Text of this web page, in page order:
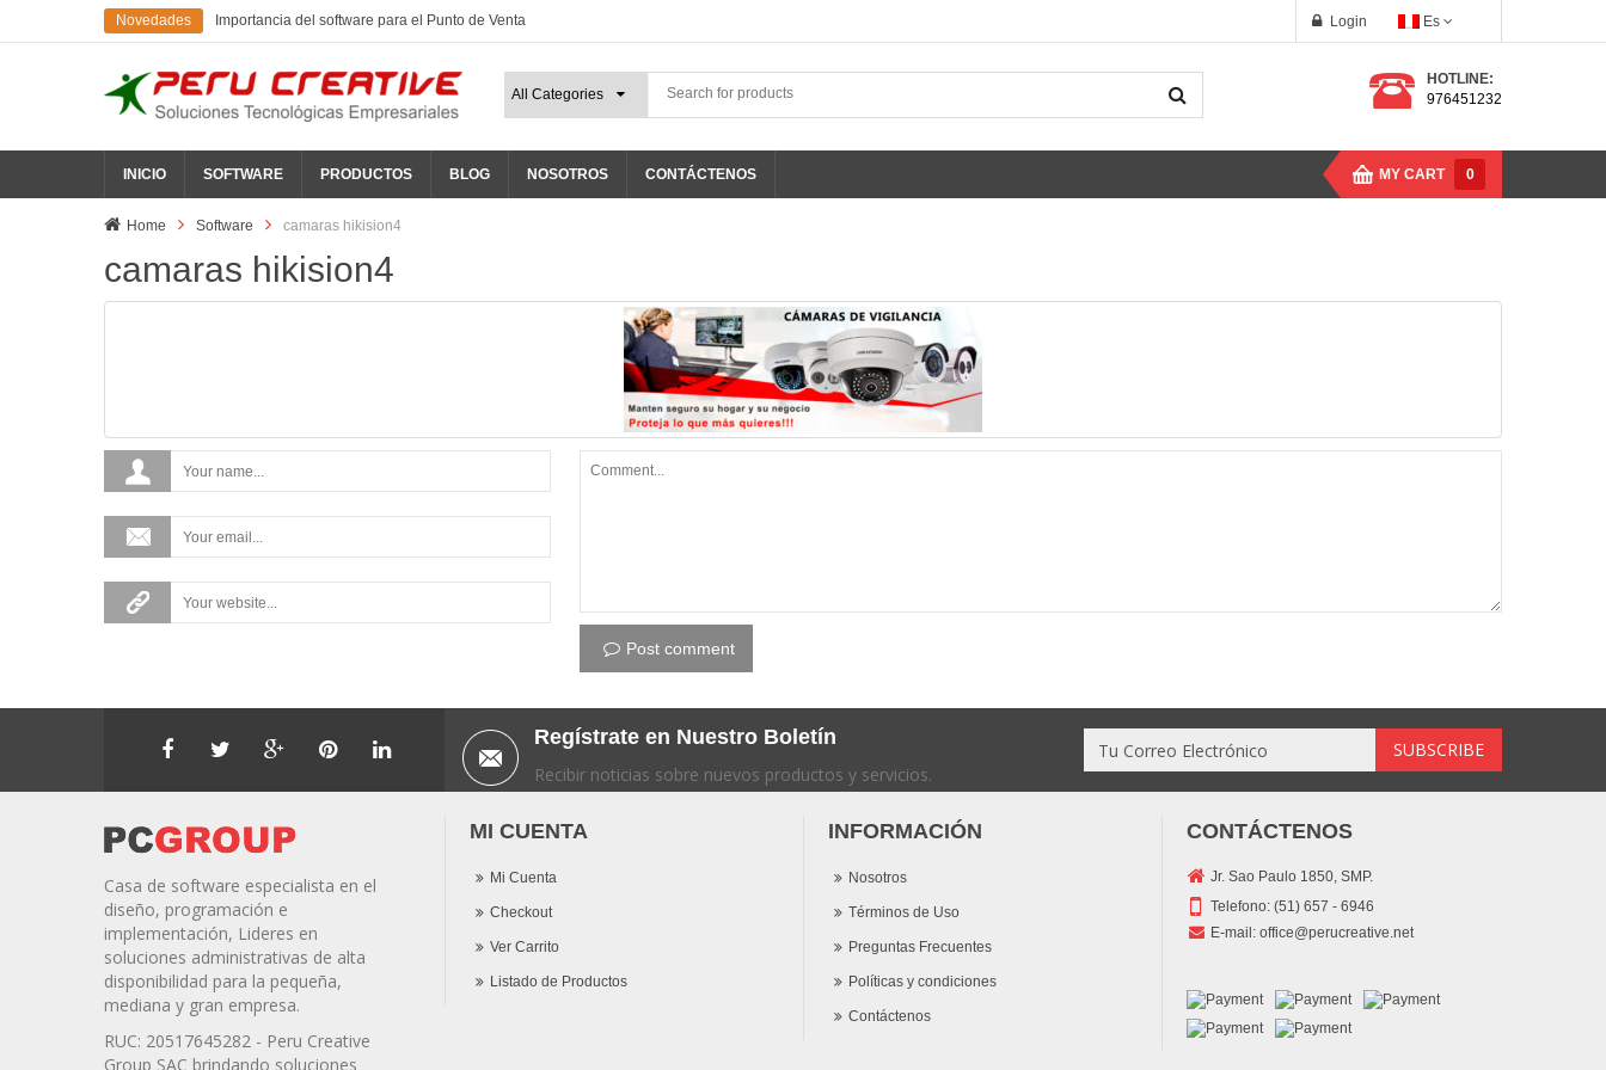
Es
Login
Novedades Importancia del software para el Punto de Venta
HOTLINE:
976451232
INICIO SOFTWARE PRODUCTOS BLOG NOSOTROS CONTÁCTENOS MY CART 0
Home Software camaras hikision4
camaras hikision4
Post comment
Regístrate en Nuestro Boletín
Recibir noticias sobre nuevos productos y servicios.
Casa de software especialista en el
diseño, programación e
implementación, Lideres en
soluciones administrativas de alta
disponibilidad para la pequeña,
mediana y gran empresa.
RUC: 20517645282 - Peru Creative
Group SAC brindando soluciones
MI CUENTA
Mi Cuenta
Checkout
Ver Carrito
Listado de Productos
INFORMACIÓN
Nosotros
Términos de Uso
Preguntas Frecuentes
Políticas y condiciones
Contáctenos
CONTÁCTENOS
Jr. Sao Paulo 1850, SMP.
Telefono: (51) 657 - 6946
E-mail: office@perucreative.net